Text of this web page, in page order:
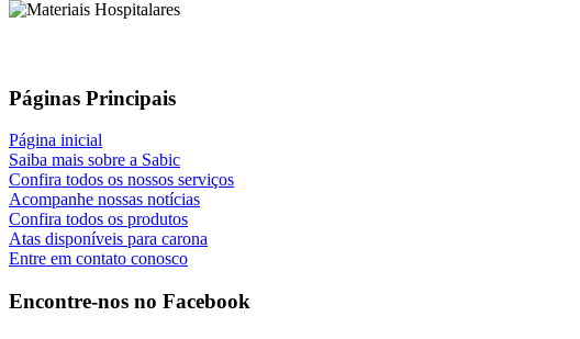
Páginas Principais
Página inicial
Saiba mais sobre a Sabic
Confira todos os nossos serviços
Acompanhe nossas notícias
Confira todos os produtos
Atas disponíveis para carona
Entre em contato conosco
Encontre-nos no Facebook